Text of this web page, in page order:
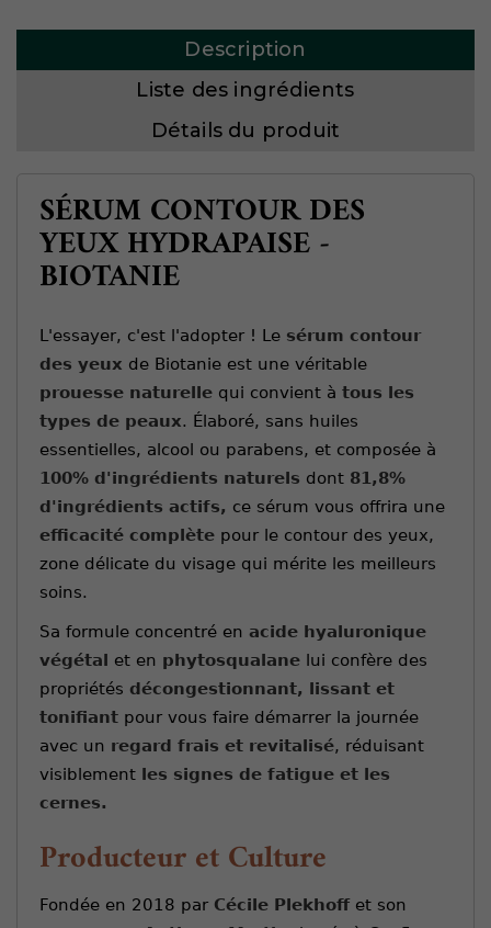
Description
Liste des ingrédients
Détails du produit
SÉRUM CONTOUR DES
YEUX HYDRAPAISE -
BIOTANIE
L'essayer, c'est l'adopter ! Le sérum contour
des yeux de Biotanie est une véritable
prouesse naturelle qui convient à tous les
types de peaux. Élaboré, sans huiles
essentielles, alcool ou parabens, et composée à
100% d'ingrédients naturels dont 81,8%
d'ingrédients actifs, ce sérum vous offrira une
efficacité complète pour le contour des yeux,
zone délicate du visage qui mérite les meilleurs
soins.
Sa formule concentré en acide hyaluronique
végétal et en phytosqualane lui confère des
propriétés décongestionnant, lissant et
tonifiant pour vous faire démarrer la journée
avec un regard frais et revitalisé, réduisant
visiblement les signes de fatigue et les
cernes.
Producteur et Culture
Fondée en 2018 par Cécile Plekhoff et son